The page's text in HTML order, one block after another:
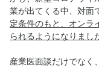
業が出てくる中、対面
定条件のもと、オンラ
られるようになりまし
産業医面談だけでなく